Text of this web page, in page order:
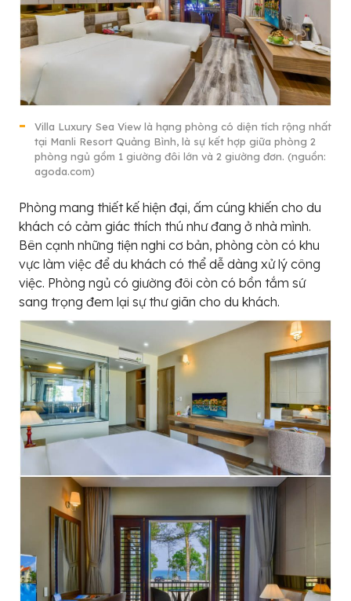
Villa Luxury Sea View là hạng phòng có diện tích rộng nhất
tại Manli Resort Quảng Bình, là sự kết hợp giữa phòng 2
phòng ngủ gồm 1 giường đôi lớn và 2 giường đơn. (nguồn:
agoda.com)
Phòng mang thiết kế hiện đại, ấm cúng khiến cho du
khách có cảm giác thích thú như đang ở nhà mình.
Bên cạnh những tiện nghi cơ bản, phòng còn có khu
vực làm việc để du khách có thể dễ dàng xử lý công
việc. Phòng ngủ có giường đôi còn có bồn tắm sứ
sang trọng đem lại sự thư giãn cho du khách.